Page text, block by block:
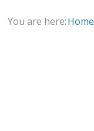
You are here:Home